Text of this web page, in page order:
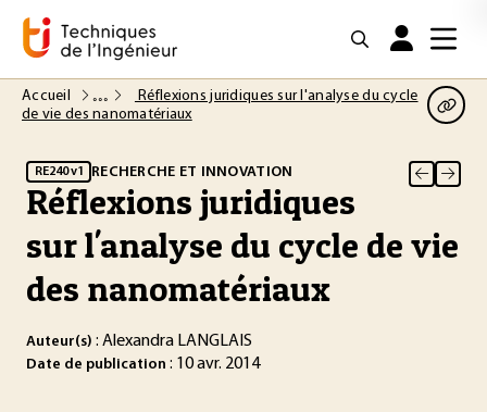
Accueil
Réflexions juridiques sur l'analyse du cycle
de vie des nanomatériaux
RE240 v1 RECHERCHE ET INNOVATION
Réflexions juridiques
sur l'analyse du cycle de vie
des nanomatériaux
Auteur(s) : Alexandra LANGLAIS
Date de publication : 10 avr. 2014